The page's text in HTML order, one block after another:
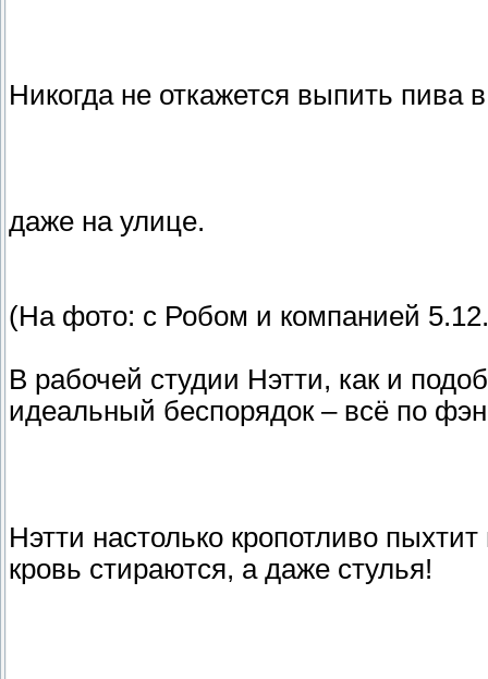
Никогда не откажется выпить пива
даже на улице.
(На фото: с Робом и компанией
В рабочей студии Нэтти, как и
идеальный беспорядок – всё по
Нэтти настолько кропотливо
кровь стираются, а даже стулья!